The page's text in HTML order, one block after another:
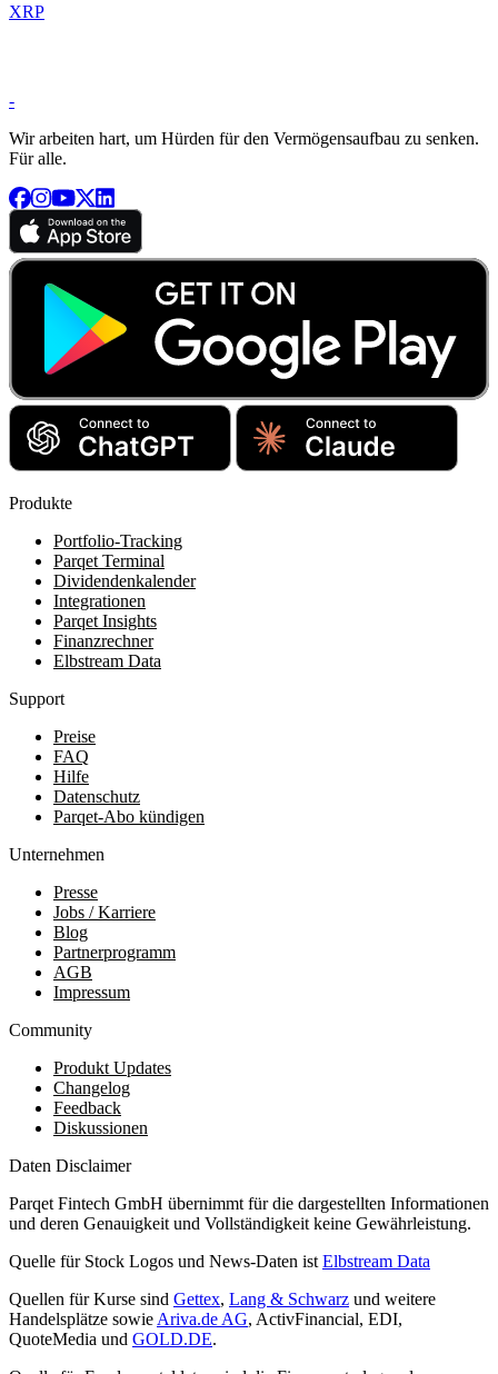
XRP
-
Wir arbeiten hart, um Hürden für den Vermögensaufbau zu senken.
Für alle.
Produkte
Portfolio-Tracking
Parqet Terminal
Dividendenkalender
Integrationen
Parqet Insights
Finanzrechner
Elbstream Data
Support
Preise
FAQ
Hilfe
Datenschutz
Parqet-Abo kündigen
Unternehmen
Presse
Jobs / Karriere
Blog
Partnerprogramm
AGB
Impressum
Community
Produkt Updates
Changelog
Feedback
Diskussionen
Daten Disclaimer
Parqet Fintech GmbH übernimmt für die dargestellten Informationen
und deren Genauigkeit und Vollständigkeit keine Gewährleistung.
Quelle für Stock Logos und News-Daten ist Elbstream Data
Quellen für Kurse sind Gettex, Lang & Schwarz und weitere
Handelsplätze sowie Ariva.de AG, ActivFinancial, EDI,
QuoteMedia und GOLD.DE.